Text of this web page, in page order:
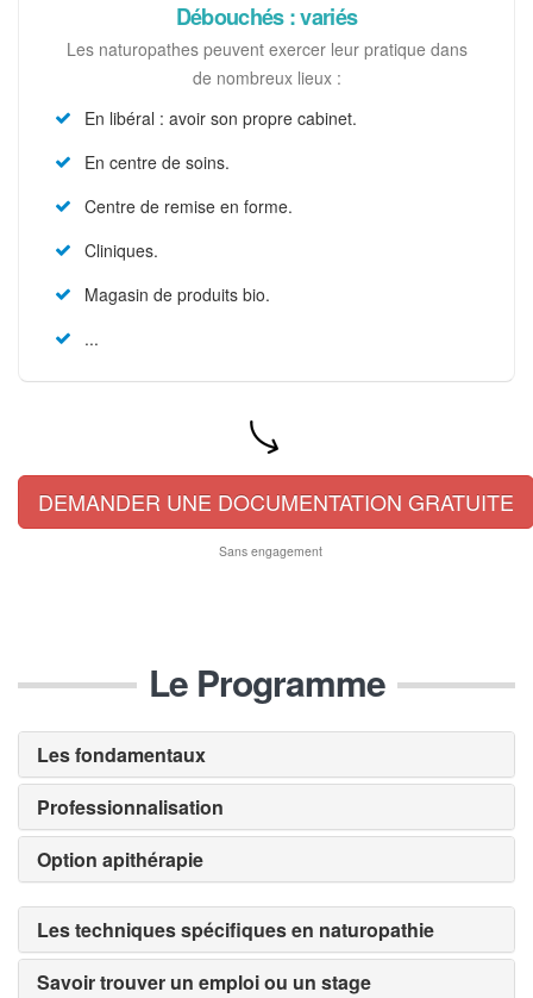
Débouchés : variés
Les naturopathes peuvent exercer leur pratique dans
de nombreux lieux :
En libéral : avoir son propre cabinet.
En centre de soins.
Centre de remise en forme.
Cliniques.
Magasin de produits bio.
...
DEMANDER UNE DOCUMENTATION GRATUITE
Sans engagement
Le Programme
Les fondamentaux
Professionnalisation
Option apithérapie
Les techniques spécifiques en naturopathie
Savoir trouver un emploi ou un stage